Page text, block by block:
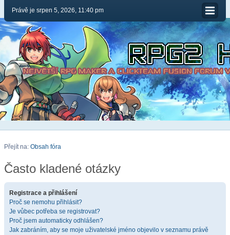
Právě je srpen 5, 2026, 11:40 pm
Přejít na: Obsah fóra
Často kladené otázky
Registrace a přihlášení
Proč se nemohu přihlásit?
Je vůbec potřeba se registrovat?
Proč jsem automaticky odhlášen?
Jak zabráním, aby se moje uživatelské jméno objevilo v seznamu právě